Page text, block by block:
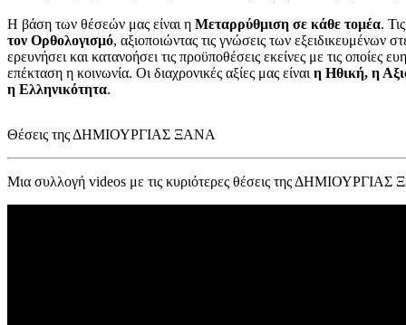
Η βάση των θέσεών μας είναι η Μεταρρύθμιση σε κάθε τομέα.
τον Ορθολογισμό, αξιοποιώντας τις γνώσεις των εξειδικευμένων
ερευνήσει και κατανοήσει τις προϋποθέσεις εκείνες με τις οποίες
επέκταση η κοινωνία. Οι διαχρονικές αξίες μας είναι η Ηθική, η
η Ελληνικότητα.
Θέσεις της ΔΗΜΙΟΥΡΓΙΑΣ ΞΑΝΑ
Μια συλλογή videos με τις κυριότερες θέσεις της ΔΗΜΙΟΥΡΓΙΑΣ